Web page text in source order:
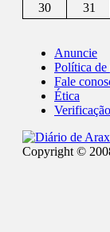
30
31
Anuncie
Política de
Fale
Ética
Copyright ©